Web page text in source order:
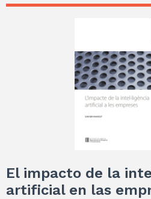
El impacto de la
artificial en las